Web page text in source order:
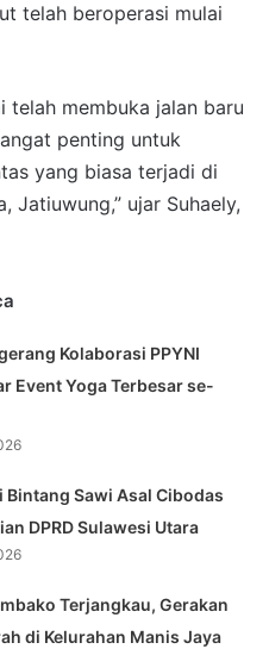
telah beroperasi mulai
telah membuka jalan baru
penting untuk
yang biasa terjadi di
Jatiuwung,” ujar Suhaely,
Kolaborasi PPYNI
Event Yoga Terbesar se-
Bintang Sawi Asal Cibodas
DPRD Sulawesi Utara
Terjangkau, Gerakan
di Kelurahan Manis Jaya